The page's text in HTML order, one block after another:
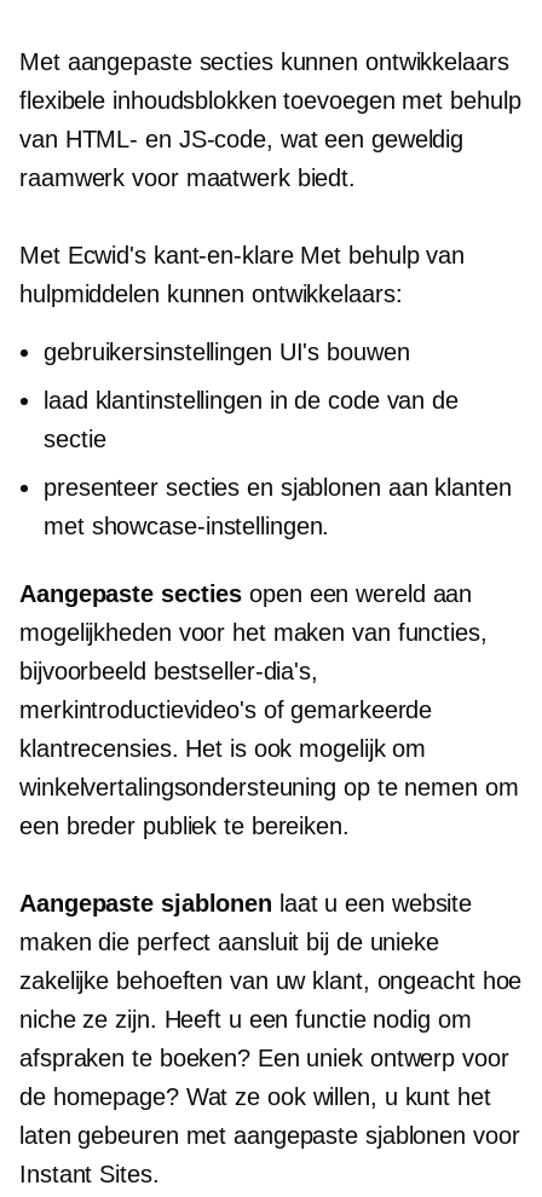
Met aangepaste secties kunnen ontwikkelaars
flexibele inhoudsblokken toevoegen met behulp
van HTML- en JS-code, wat een geweldig
raamwerk voor maatwerk biedt.
Met Ecwid's kant-en-klareMet behulp van
hulpmiddelen kunnen ontwikkelaars:
gebruikersinstellingen UI's bouwen
laad klantinstellingen in de code van de
sectie
presenteer secties en sjablonen aan klanten
met showcase-instellingen.
Aangepaste secties open een wereld aan
mogelijkheden voor het maken van functies,
bijvoorbeeld bestseller-dia's,
merkintroductievideo's of gemarkeerde
klantrecensies. Het is ook mogelijk om
winkelvertalingsondersteuning op te nemen om
een ​​breder publiek te bereiken.
Aangepaste sjablonen laat u een website
maken die perfect aansluit bij de unieke
zakelijke behoeften van uw klant, ongeacht hoe
niche ze zijn. Heeft u een functie nodig om
afspraken te boeken? Een uniek ontwerp voor
de homepage? Wat ze ook willen, u kunt het
laten gebeuren met aangepaste sjablonen voor
Instant Sites.